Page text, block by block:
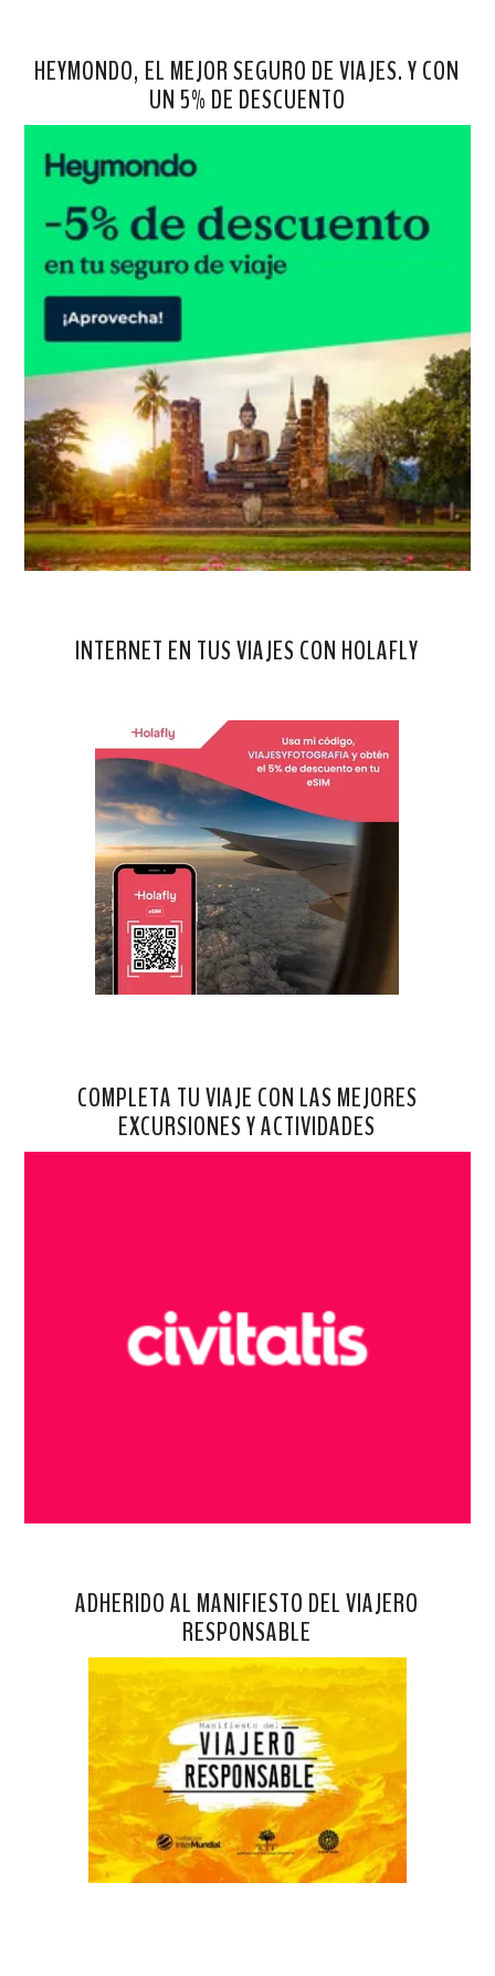
HEYMONDO, EL MEJOR SEGURO DE VIAJES. Y CON
UN 5% DE DESCUENTO
INTERNET EN TUS VIAJES CON HOLAFLY
COMPLETA TU VIAJE CON LAS MEJORES
EXCURSIONES Y ACTIVIDADES
ADHERIDO AL MANIFIESTO DEL VIAJERO
RESPONSABLE